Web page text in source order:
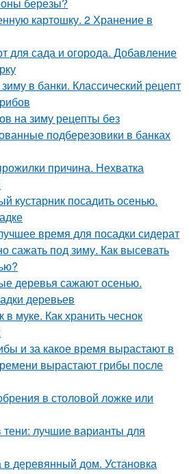
березы?
картошку. 2 Хранение в
для сада и огорода. Добавление
в банки. Классический рецепт
на зиму рецепты без
подберезовики в банках
причина. Нехватка
кустарник посадить осенью.
время для посадки сидерат
сажать под зиму. Как высевать
деревья сажают осенью.
деревьев
в муке. Как хранить чеснок
и за какое время вырастают в
вырастают грибы после
в столовой ложке или
лучшие варианты для
деревянный дом. Установка